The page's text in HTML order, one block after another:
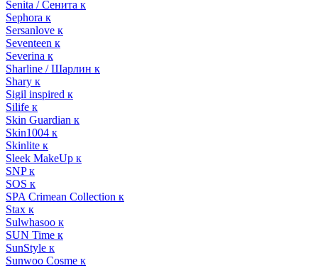
Senita / Сенита к
Sephora к
Sersanlove к
Seventeen к
Severina к
Sharline / Шарлин к
Shary к
Sigil inspired к
Silife к
Skin Guardian к
Skin1004 к
Skinlite к
Sleek MakeUp к
SNP к
SOS к
SPA Crimean Collection к
Stax к
Sulwhasoo к
SUN Time к
SunStyle к
Sunwoo Cosme к